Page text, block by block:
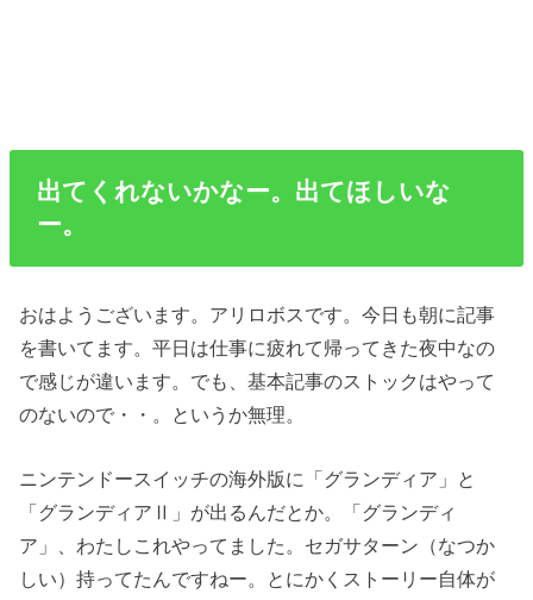
出てくれないかなー。出てほしいな
ー。
おはようございます。アリロボスです。今日も朝に記事
を書いてます。平日は仕事に疲れて帰ってきた夜中なの
で感じが違います。でも、基本記事のストックはやって
のないので・・。というか無理。
ニンテンドースイッチの海外版に「グランディア」と
「グランディアⅡ」が出るんだとか。「グランディ
ア」、わたしこれやってました。セガサターン（なつか
しい）持ってたんですねー。とにかくストーリー自体が